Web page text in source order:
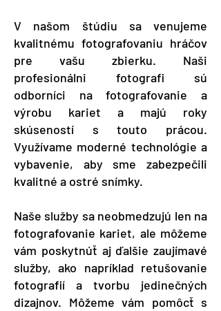
V našom štúdiu sa venujeme
kvalitnému fotografovaniu hráčov
pre vašu zbierku. Naši
profesionálni fotografi sú
odborníci na fotografovanie a
výrobu kariet a majú roky
skúseností s touto prácou.
Využívame moderné technológie a
vybavenie, aby sme zabezpečili
kvalitné a ostré snímky.
Naše služby sa neobmedzujú len na
fotografovanie kariet, ale môžeme
vám poskytnúť aj ďalšie zaujímavé
služby, ako napríklad retušovanie
fotografií a tvorbu jedinečných
dizajnov. Môžeme vám pomôcť s